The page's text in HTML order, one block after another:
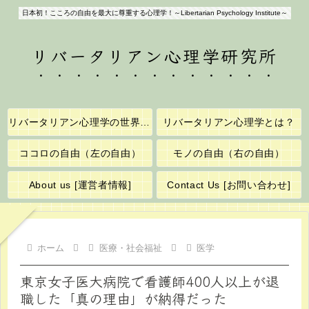
日本初！こころの自由を最大に尊重する心理学！～Libertarian Psychology Institute～
リバータリアン心理学研究所
リバータリアン心理学の世界へようこそ！ リバータリアン心理学とは？
ココロの自由（左の自由） モノの自由（右の自由）
About us [運営者情報] Contact Us [お問い合わせ]
ホーム 医療・社会福祉 医学
東京女子医大病院で看護師400人以上が退
職した「真の理由」が納得だった